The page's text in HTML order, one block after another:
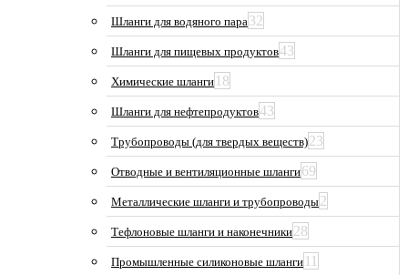
Шланги для водяного пара32
Шланги для пищевых продуктов43
Химические шланги 18
Шланги для нефтепродуктов43
Трубопроводы (для твердых веществ)23
Отводные и вентиляционные шланги69
Металлические шланги и трубопроводы2
Тефлоновые шланги и наконечники28
Промышленные силиконовые шланги 11